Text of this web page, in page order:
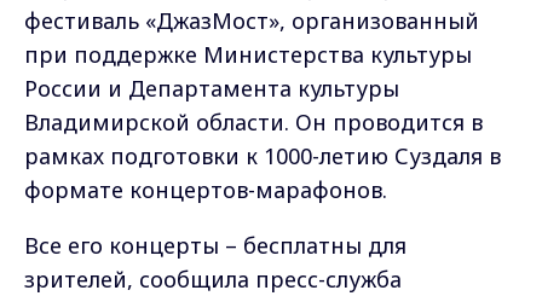
фестиваль «ДжазМост», организованный
при поддержке Министерства культуры
России и Департамента культуры
Владимирской области. Он проводится в
рамках подготовки к 1000-летию Суздаля в
формате концертов-марафонов.
Все его концерты – бесплатны для
зрителей, сообщила пресс-служба